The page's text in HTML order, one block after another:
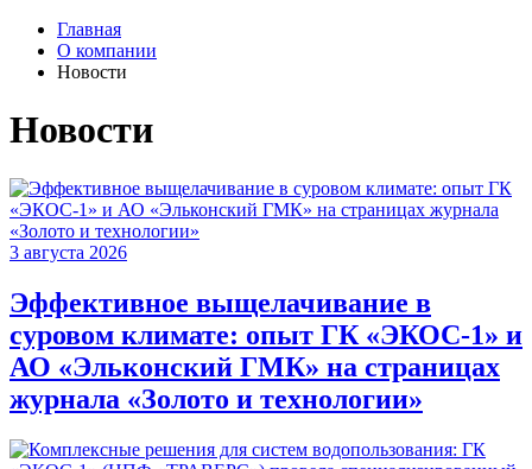
Главная
О компании
Новости
Новости
3 августа 2026
Эффективное выщелачивание в
суровом климате: опыт ГК «ЭКОС-1» и
АО «Эльконский ГМК» на страницах
журнала «Золото и технологии»